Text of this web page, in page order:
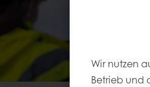
Wir nutzen
Betrieb und